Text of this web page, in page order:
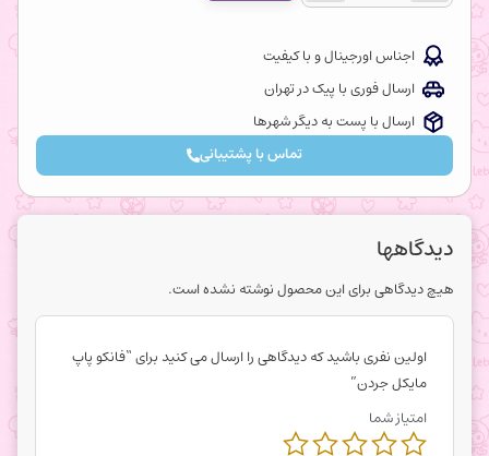
اجناس اورجینال و با کیفیت
ارسال فوری با پیک در تهران
ارسال با پست به دیگر شهرها
تماس با پشتیبانی
دیدگاهها
هیچ دیدگاهی برای این محصول نوشته نشده است.
اولین نفری باشید که دیدگاهی را ارسال می کنید برای “فانکو پاپ
مایکل جردن”
امتیاز شما